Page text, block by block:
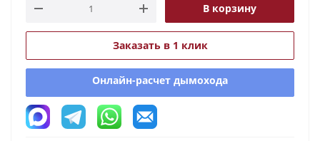
В корзину
Заказать в 1 клик
Онлайн-расчет дымохода